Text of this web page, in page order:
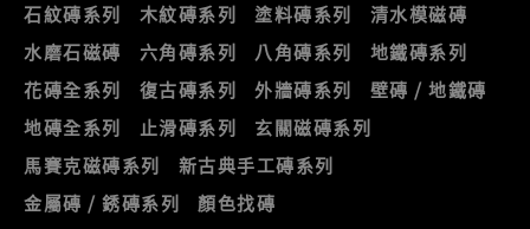
石紋磚系列
木紋磚系列 塗料磚系列
清水模磁磚
水磨石磁磚
六角磚系列 八角磚系列
地鐵磚系列
花磚全系列
復古磚系列 外牆磚系列
壁磚 / 地鐵磚
地磚全系列
止滑磚系列
玄關磁磚系列
馬賽克磁磚系列
新古典手工磚系列
金屬磚 / 銹磚系列
顏色找磚